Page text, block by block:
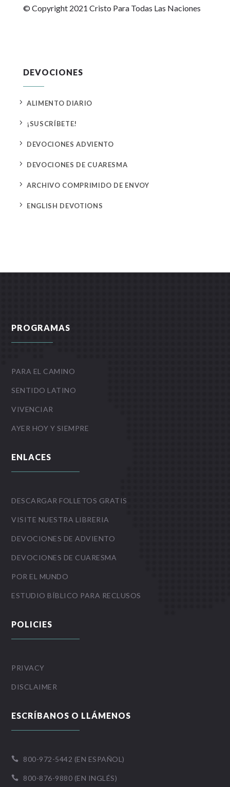
© Copyright 2021 Cristo Para Todas Las Naciones
DEVOCIONES
5 ALIMENTO DIARIO
5 ¡SUSCRÍBETE!
5 DEVOCIONES ADVIENTO
5 DEVOCIONES DE CUARESMA
5 ARCHIVO COMPRIMIDO DE ENVOY
5 ENGLISH DEVOTIONS
PROGRAMAS
PARA EL CAMINO
SENTIDO LATINO
VIVENCIAR
AYER HOY Y SIEMPRE
ENLACES
DESCARGAR FOLLETOS GRATIS
VISITE NUESTRA LIBRERIA
DEVOCIONES DE ADVIENTO
DEVOCIONES DE CUARESMA
POR EL MUNDO
ESTUDIO BÍBLICO PARA RECLUSOS
POLICIES
PRIVACY
DISCLAIMER
ESCRÍBANOS O LLÁMENOS
 800-972-5442 (EN ESPAÑOL)
 800-876-9880 (EN INGLÉS)